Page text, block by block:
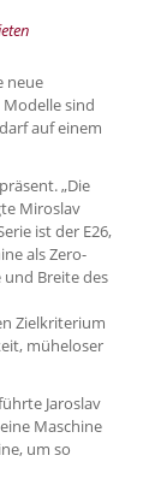
neue
Modelle sind
auf einem
„Die
Miroslav
ist der E26,
als Zero-
und Breite des
Zielkriterium
müheloser
Jaroslav
Maschine
um so